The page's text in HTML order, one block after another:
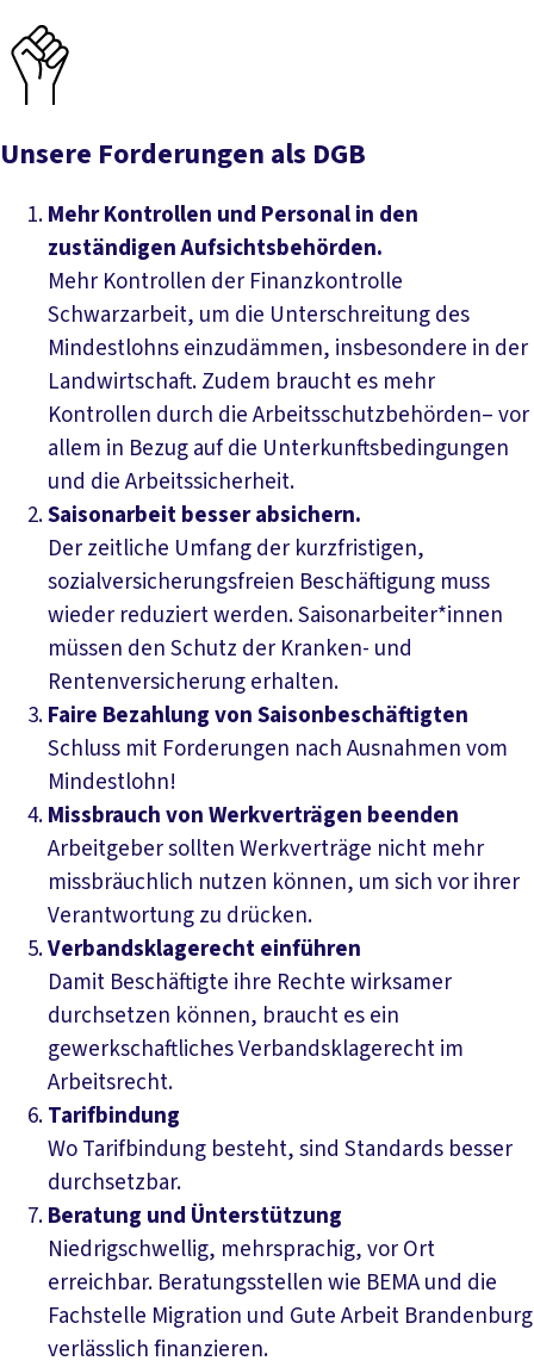
Unsere Forderungen als DGB
Mehr Kontrollen und Personal in den
zuständigen Aufsichtsbehörden.
Mehr Kontrollen der Finanzkontrolle
Schwarzarbeit, um die Unterschreitung des
Mindestlohns einzudämmen, insbesondere in der
Landwirtschaft. Zudem braucht es mehr
Kontrollen durch die Arbeitsschutzbehörden– vor
allem in Bezug auf die Unterkunftsbedingungen
und die Arbeitssicherheit.
Saisonarbeit besser absichern.
Der zeitliche Umfang der kurzfristigen,
sozialversicherungsfreien Beschäftigung muss
wieder reduziert werden. Saisonarbeiter*innen
müssen den Schutz der Kranken- und
Rentenversicherung erhalten.
Faire Bezahlung von Saisonbeschäftigten
Schluss mit Forderungen nach Ausnahmen vom
Mindestlohn!
Missbrauch von Werkverträgen beenden
Arbeitgeber sollten Werkverträge nicht mehr
missbräuchlich nutzen können, um sich vor ihrer
Verantwortung zu drücken.
Verbandsklagerecht einführen
Damit Beschäftigte ihre Rechte wirksamer
durchsetzen können, braucht es ein
gewerkschaftliches Verbandsklagerecht im
Arbeitsrecht.
Tarifbindung
Wo Tarifbindung besteht, sind Standards besser
durchsetzbar.
Beratung und Ünterstützung
Niedrigschwellig, mehrsprachig, vor Ort
erreichbar. Beratungsstellen wie BEMA und die
Fachstelle Migration und Gute Arbeit Brandenburg
verlässlich finanzieren.